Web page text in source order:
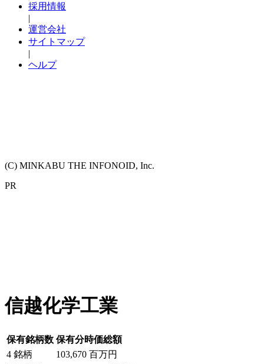
採用情報
|
運営会社
サイトマップ
|
ヘルプ
(C) MINKABU THE INFONOID, Inc.
PR
信越化学工業
保有銘柄数 保有分時価総額
4 銘柄 103,670 百万円